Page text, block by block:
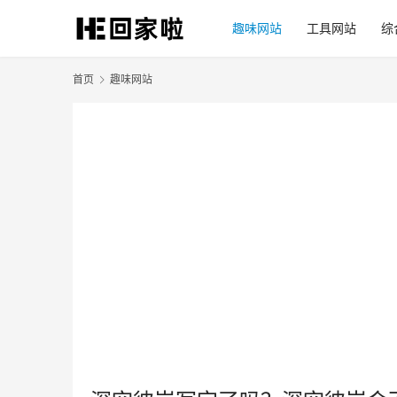
趣味网站 工具网站 综
首页 趣味网站